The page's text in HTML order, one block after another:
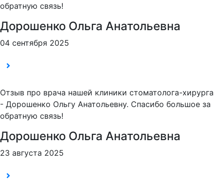
обратную связь!
Дорошенко Ольга Анатольевна
04 сентября 2025
Отзыв про врача нашей клиники стоматолога-хирурга
- Дорошенко Ольгу Анатольевну. Спасибо большое за
обратную связь!
Дорошенко Ольга Анатольевна
23 августа 2025